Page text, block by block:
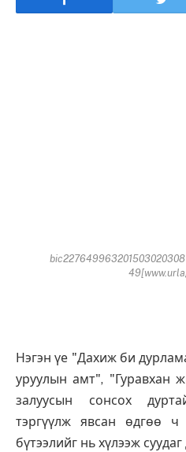
Нэгэн үе "Дахиж би
уруулын амт", "Гуравхан
залуусын сонсох
тэргүүлж явсан өдгөө
бүтээлийг нь хүлээж